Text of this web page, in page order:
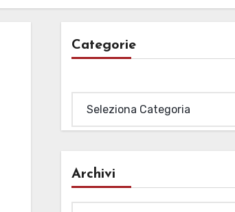
Categorie
Archivi